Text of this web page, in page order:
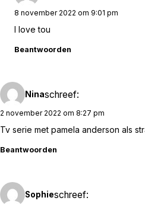
8 november 2022 om 9:01 pm
I love tou
Beantwoorden
Ninaschreef:
2 november 2022 om 8:27 pm
Tv serie met pamela anderson als
Beantwoorden
Sophieschreef: